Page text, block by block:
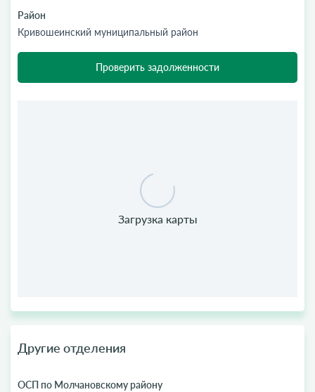
Район
Кривошеинский муниципальный район
Проверить задолженности
Другие отделения
ОСП по Молчановскому району